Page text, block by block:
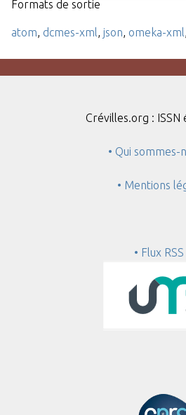
Formats de sortie
atom dcmes-xml json omeka-xml
Crévilles.org :
• Qui sommes-
• Mentions
• Flux RSS